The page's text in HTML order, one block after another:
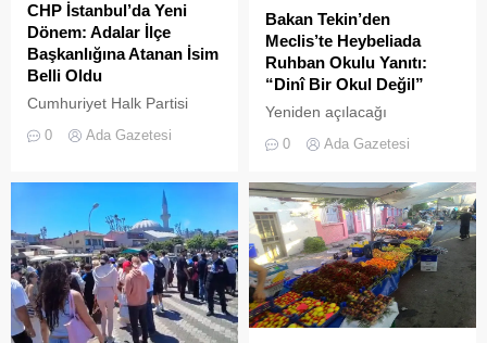
CHP İstanbul’da Yeni
Dönem: Adalar İlçe
Başkanlığına Atanan İsim
Belli Oldu
Cumhuriyet Halk Partisi
(CHP) Merkez Yönetim
Kurulu (MYK), İstanbul
yenilenmeye giderek 23
ilçenin yönetimine yeni
isimler atadı
0 Ada Gazetesi
Bakan Tekin’den
Meclis’te Heybeliada
Ruhban Okulu Yanıtı:
“Dinî Bir Okul Değil”
Yeniden açılacağı
kamuoyunda sıkça tartışılan
TBMM gündemine taşındı
0 Ada Gazetesi